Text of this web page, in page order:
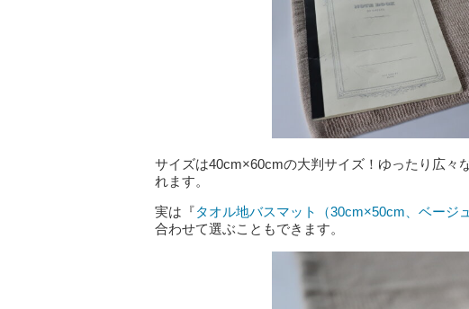
サイズは40cm×60cmの大判サイズ！ゆったり広々
れます。
実は『タオル地バスマット（30cm×50cm、ベージュ
合わせて選ぶこともできます。